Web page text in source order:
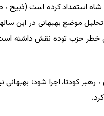
نقل از کوتام ). برخی نویسندگان در
کودتا، اجرا شود؛